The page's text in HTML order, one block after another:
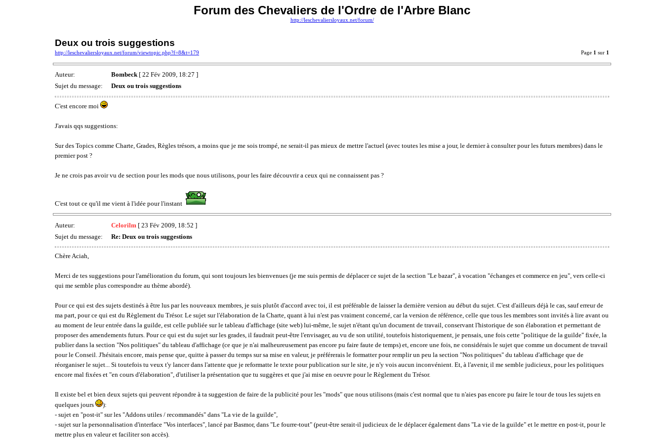
Forum des Chevaliers de l'Ordre de l'Arbre Blanc
http://leschevaliersloyaux.net/forum/
Deux ou trois suggestions
http://leschevaliersloyaux.net/forum/viewtopic.php?f=8&t=179 Page 1 sur 1
Auteur: Bombeck[ 22 Fév 2009, 18:27 ]
Sujet du message:
Deux ou trois suggestions
C'est encore moi
J'avais qqs suggestions:
Sur des Topics comme Charte, Grades, Règles trésors, a moins que je me sois trompé, ne serait-il pas mieux de mettre l'actuel (avec toutes les mise a jour, le dernier à consulter pour les futurs membres) dans le
premier post ?
Je ne crois pas avoir vu de section pour les mods que nous utilisons, pour les faire découvrir a ceux qui ne connaissent pas ?
C'est tout ce qu'il me vient à l'idée pour l'instant
Auteur: Celorilm [ 23 Fév 2009, 18:52 ]
Sujet du message:
Re: Deux ou trois suggestions
Chère Aciah,
Merci de tes suggestions pour l'amélioration du forum, qui sont toujours les bienvenues (je me suis permis de déplacer ce sujet de la section "Le bazar", à vocation "échanges et commerce en jeu", vers celle-ci
qui me semble plus correspondre au thème abordé).
Pour ce qui est des sujets destinés à être lus par les nouveaux membres, je suis plutôt d'accord avec toi, il est préférable de laisser la dernière version au début du sujet. C'est d'ailleurs déjà le cas, sauf erreur de
ma part, pour ce qui est du Règlement du Trésor. Le sujet sur l'élaboration de la Charte, quant à lui n'est pas vraiment concerné, car la version de référence, celle que tous les membres sont invités à lire avant ou
au moment de leur entrée dans la guilde, est celle publiée sur le tableau d'affichage (site web) lui-même, le sujet n'étant qu'un document de travail, conservant l'historique de son élaboration et permettant de
proposer des amendements futurs. Pour ce qui est du sujet sur les grades, il faudrait peut-être l'envisager, au vu de son utilité, toutefois historiquement, je pensais, une fois cette "politique de la guilde" fixée, la
publier dans la section "Nos politiques" du tableau d'affichage (ce que je n'ai malheureusement pas encore pu faire faute de temps) et, encore une fois, ne considérais le sujet que comme un document de travail
pour le Conseil. J'hésitais encore, mais pense que, quitte à passer du temps sur sa mise en valeur, je préférerais le formatter pour remplir un peu la section "Nos politiques" du tableau d'affichage que de
réorganiser le sujet... Si toutefois tu veux t'y lancer dans l'attente que je reformatte le texte pour publication sur le site, je n'y vois aucun inconvénient. Et, à l'avenir, il me semble judicieux, pour les politiques
encore mal fixées et "en cours d'élaboration", d'utiliser la présentation que tu suggères et que j'ai mise en oeuvre pour le Règlement du Trésor.
Il existe bel et bien deux sujets qui peuvent répondre à ta suggestion de faire de la publicité pour les "mods" que nous utilisons (mais c'est normal que tu n'aies pas encore pu faire le tour de tous les sujets en
quelques jours
):
- sujet en "post-it" sur les "Addons utiles / recommandés" dans "La vie de la guilde",
- sujet sur la personnalisation d'interface "Vos interfaces", lancé par Basmor, dans "Le fourre-tout" (peut-être serait-il judicieux de le déplacer également dans "La vie de la guilde" et le mettre en post-it, pour le
mettre plus en valeur et faciliter son accès).